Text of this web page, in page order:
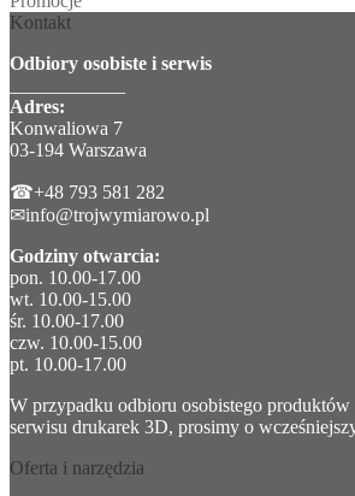
Kontakt
Odbiory osobiste i serwis
Adres:
Konwaliowa 7
03-194 Warszawa
☎+48 793 581 282
✉info@trojwymiarowo.pl
Godziny otwarcia:
pon. 10.00-17.00
wt. 10.00-15.00
śr. 10.00-17.00
czw. 10.00-15.00
pt. 10.00-17.00
W przypadku odbioru osobistego produktów
serwisu drukarek 3D, prosimy o
Oferta i narzędzia